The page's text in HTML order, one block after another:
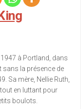
à Portland, dans
sans la présence de
Sa mère, Nellie Ruth,
tout en luttant pour
boulots.